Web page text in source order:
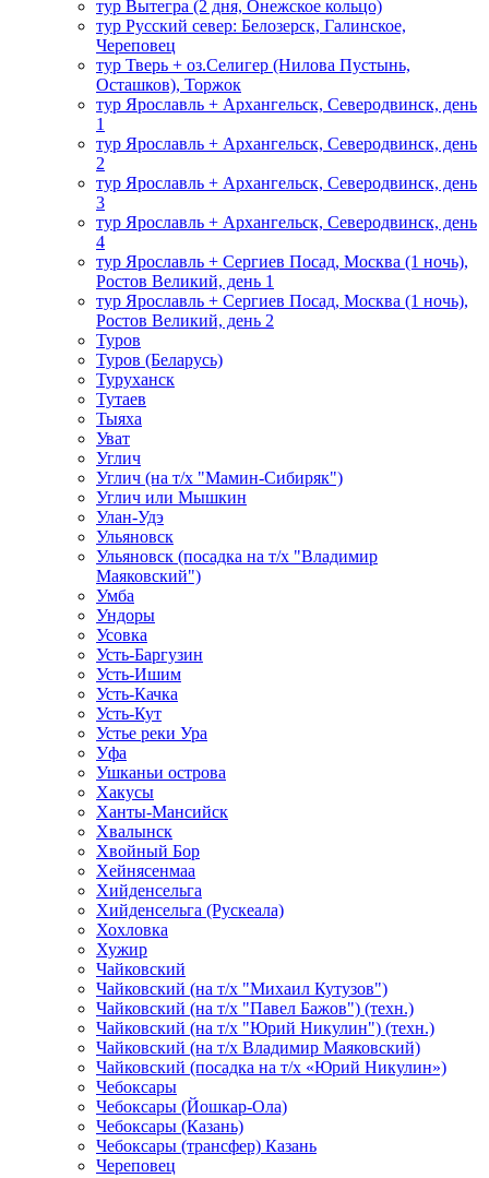
тур Вытегра (2 дня, Онежское кольцо)
тур Русский север: Белозерск, Галинское,
Череповец
тур Тверь + оз.Селигер (Нилова Пустынь,
Осташков), Торжок
тур Ярославль + Архангельск, Северодвинск, день
1
тур Ярославль + Архангельск, Северодвинск, день
2
тур Ярославль + Архангельск, Северодвинск, день
3
тур Ярославль + Архангельск, Северодвинск, день
4
тур Ярославль + Сергиев Посад, Москва (1 ночь),
Ростов Великий, день 1
тур Ярославль + Сергиев Посад, Москва (1 ночь),
Ростов Великий, день 2
Туров
Туров (Беларусь)
Туруханск
Тутаев
Тыяха
Уват
Углич
Углич (на т/х "Мамин-Сибиряк")
Углич или Мышкин
Улан-Удэ
Ульяновск
Ульяновск (посадка на т/х "Владимир
Маяковский")
Умба
Ундоры
Усовка
Усть-Баргузин
Усть-Ишим
Усть-Качка
Усть-Кут
Устье реки Ура
Уфа
Ушканьи острова
Хакусы
Ханты-Мансийск
Хвалынск
Хвойный Бор
Хейнясенмаа
Хийденсельга
Хийденсельга (Рускеала)
Хохловка
Хужир
Чайковский
Чайковский (на т/х "Михаил Кутузов")
Чайковский (на т/х "Павел Бажов") (техн.)
Чайковский (на т/х "Юрий Никулин") (техн.)
Чайковский (на т/х Владимир Маяковский)
Чайковский (посадка на т/х «Юрий Никулин»)
Чебоксары
Чебоксары (Йошкар-Ола)
Чебоксары (Казань)
Чебоксары (трансфер) Казань
Череповец